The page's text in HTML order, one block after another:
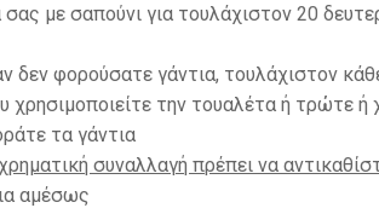
με σαπούνι για τουλάχιστον 20
δεν φορούσατε γάντια, τουλάχιστον
την τουαλέτα ή τρώτε ή
τα γάντια
συναλλαγή πρέπει να
αμέσως